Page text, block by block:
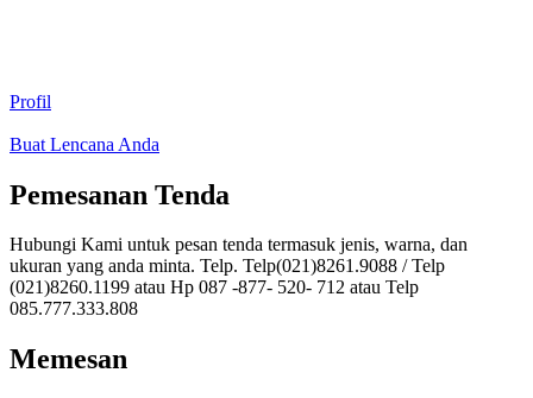
Profil
Buat Lencana Anda
Pemesanan Tenda
Hubungi Kami untuk pesan tenda termasuk jenis, warna, dan
ukuran yang anda minta. Telp. Telp(021)8261.9088 / Telp
(021)8260.1199 atau Hp 087 -877- 520- 712 atau Telp
085.777.333.808
Memesan